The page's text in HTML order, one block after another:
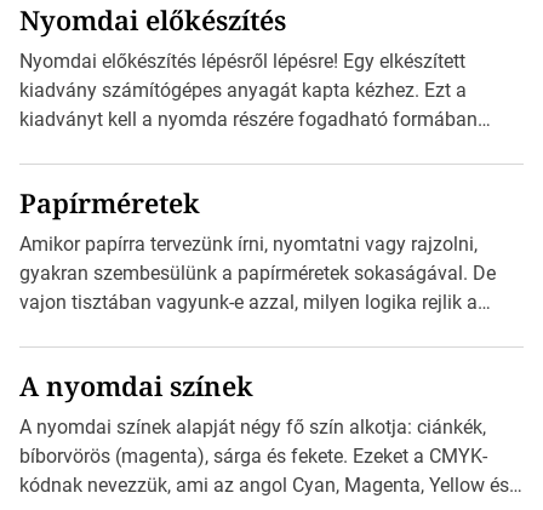
okostelefonjára telepíthet egy QR-kód-leolvasó
alkalmazást, ami leolvasni és dekódolni képes az URL-
információt és átirányítja a telefon böngészőjét a cég
weblapjára. A QR-kód beolvasása után a felhasználó
Nyomdai előkészítés
Nyomdai előkészítés lépésről lépésre! Egy elkészített
kiadvány számítógépes anyagát kapta kézhez. Ezt a
kiadványt kell a nyomda részére fogadható formában
Illustratorban készült vektorgrafika. *Hirdetés Minden
esetben konzultáljunk a nyomdával, mielőtt elkezdjük a
nyomdai előkészítést!Nehogy az elkészült munka után
derüljön ki, hogy valamit másképp kellett volna csinálni! […]
Papírméretek
Amikor papírra tervezünk írni, nyomtatni vagy rajzolni,
gyakran szembesülünk a papírméretek sokaságával. De
vajon tisztában vagyunk-e azzal, milyen logika rejlik a
*Hirdetés Ebben a cikkben a papírméretek izgalmas
világába kalauzolunk el téged, hogy jobban megértsd,
milyen szempontok alapján érdemes választanod a
jövőben. Bevezetés a papírméretek világába A […]
A nyomdai színek
A nyomdai színek alapját négy fő szín alkotja: ciánkék,
bíborvörös (magenta), sárga és fekete. Ezeket a CMYK-
kódnak nevezzük, ami az angol Cyan, Magenta, Yellow és